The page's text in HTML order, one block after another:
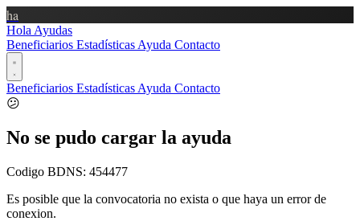
ha
Hola Ayudas
Beneficiarios Estadísticas Ayuda Contacto
Beneficiarios Estadísticas Ayuda Contacto
😕
No se pudo cargar la ayuda
Codigo BDNS: 454477
Es posible que la convocatoria no exista o que haya un error de
conexion.